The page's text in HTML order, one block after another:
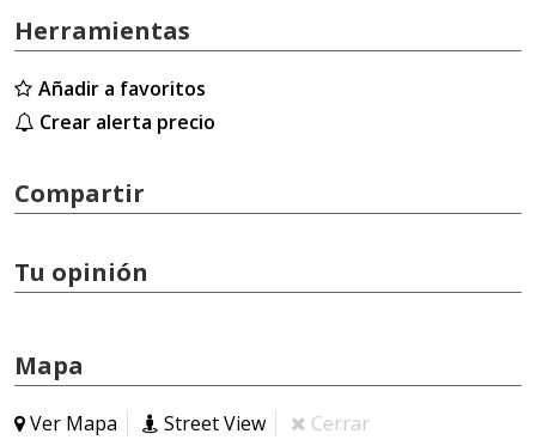
Herramientas
Añadir a favoritos
Crear alerta precio
Compartir
Tu opinión
Mapa
Ver Mapa Street View Cerrar